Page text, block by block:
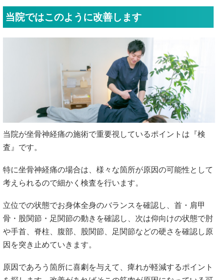
当院ではこのように改善します
当院が坐骨神経痛の施術で重要視しているポイントは『検
査』です。
特に坐骨神経痛の場合は、様々な箇所が原因の可能性として
考えられるので細かく検査を行います。
立位での状態でお身体全身のバランスを確認し、首・肩甲
骨・股関節・足関節の動きを確認し、次は仰向けの状態で肘
や手首、脊柱、腹部、股関節、足関節などの硬さを確認し原
因を突き止めていきます。
原因であろう箇所に喜劇を与えて、痺れが軽減するポイント